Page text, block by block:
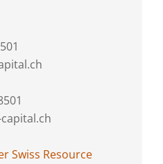
Swiss Resource